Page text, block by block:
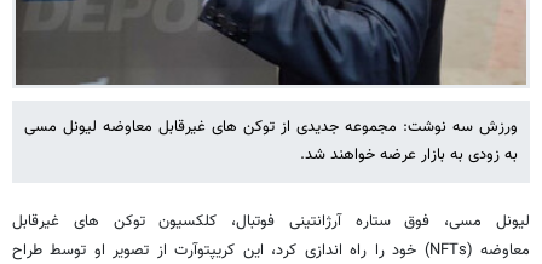
ورزش سه نوشت: مجموعه جدیدی از توکن های غیرقابل معاوضه لیونل مسی
به زودی به بازار عرضه خواهند شد.
لیونل مسی، فوق ‌ستاره آرژانتینی فوتبال، کلکسیون توکن های غیرقابل
معاوضه (NFTs) خود را راه اندازی کرد، این کریپتوآرت از تصویر او توسط طراح